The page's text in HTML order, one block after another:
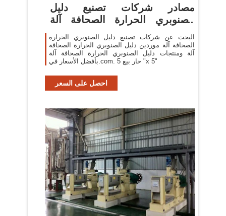
مصادر شركات تصنيع دليل
الصنوبري الحرارة الصحافة آلة
ودليل
البحث عن شركات تصنيع دليل الصنوبري الحرارة
الصحافة آلة موردين دليل الصنوبري الحرارة الصحافة
آلة ومنتجات دليل الصنوبري الحرارة الصحافة آلة
بأفضل الأسعار في.com. حار بيع 5 "x 5"
احصل على السعر